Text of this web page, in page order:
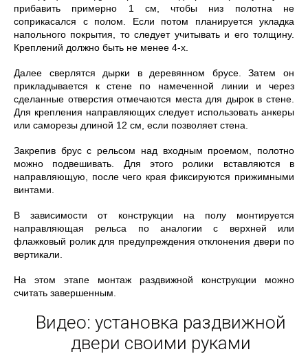
прибавить примерно 1 см, чтобы низ полотна не
соприкасался с полом. Если потом планируется укладка
напольного покрытия, то следует учитывать и его толщину.
Креплений должно быть не менее 4-х.
Далее сверлятся дырки в деревянном брусе. Затем он
прикладывается к стене по намеченной линии и через
сделанные отверстия отмечаются места для дырок в стене.
Для крепления направляющих следует использовать анкеры
или саморезы длиной 12 см, если позволяет стена.
Закрепив брус с рельсом над входным проемом, полотно
можно подвешивать. Для этого ролики вставляются в
направляющую, после чего края фиксируются прижимными
винтами.
В зависимости от конструкции на полу монтируется
направляющая рельса по аналогии с верхней или
флажковый ролик для предупреждения отклонения двери по
вертикали.
На этом этапе монтаж раздвижной конструкции можно
считать завершенным.
Видео: установка раздвижной
двери своими руками